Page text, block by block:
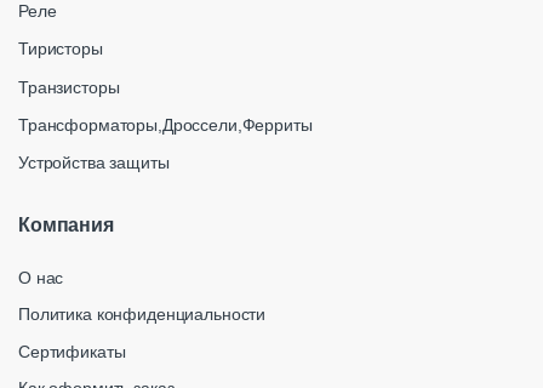
Реле
Тиристоры
Транзисторы
Трансформаторы,Дроссели,Ферриты
Устройства защиты
Компания
О нас
Политика конфиденциальности
Сертификаты